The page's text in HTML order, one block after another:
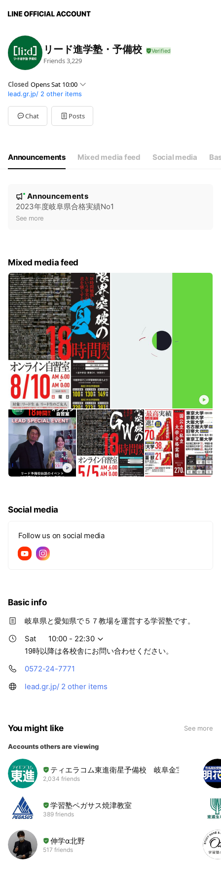
リード進学塾・予備校
Friends3,229
Closed Opens Sat 10:00
Sun10:00 - 18:00
Mon10:00 - 22:30
Tue10:00 - 22:30
Wed10:00 - 22:30
19時以降は各校舎にお問い合わせください。
lead.gr.jp/ 2 other items
Chat Posts
Announcements Mixed media feed Social media
e
New
Announcements
2023年度岐阜県合格実績No1
See more
Mixed media feed
Social media
Follow us on social media
Basic info
岐阜県と愛知県で５７教場を運営する学習塾です。
Sat
10:00 - 22:30
19時以降は各校舎にお問い合わせください。
0572-24-7771
lead.gr.jp/ 2 other items
You might like See more
Accounts others are viewing
ティエラコム東進衛星予備校 岐阜金宝町校
2,034 friends
学習塾ペガサス焼津教室
389 friends
伸学α北野
517 friends